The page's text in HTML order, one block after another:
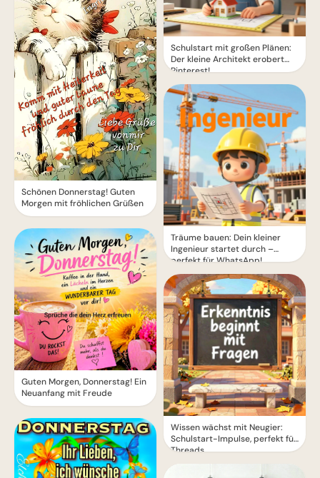
Schönen Donnerstag! Guten
Morgen mit fröhlichen Grüßen
Guten Morgen, Donnerstag! Ein
Neuanfang mit Freude
Schulstart mit großen Plänen:
Der kleine Architekt erobert
Pinterest!
Träume bauen: Dein kleiner
Ingenieur startet durch –
perfekt für WhatsApp!
Wissen wächst mit Neugier:
Schulstart-Impulse, perfekt für
Threads